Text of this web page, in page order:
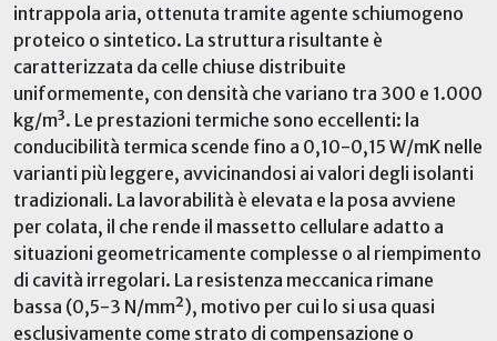
intrappola aria, ottenuta tramite agente schiumogeno
proteico o sintetico. La struttura risultante è
caratterizzata da celle chiuse distribuite
uniformemente, con densità che variano tra 300 e 1.000
kg/m³. Le prestazioni termiche sono eccellenti: la
conducibilità termica scende fino a 0,10-0,15 W/mK nelle
varianti più leggere, avvicinandosi ai valori degli isolanti
tradizionali. La lavorabilità è elevata e la posa avviene
per colata, il che rende il massetto cellulare adatto a
situazioni geometricamente complesse o al riempimento
di cavità irregolari. La resistenza meccanica rimane
bassa (0,5-3 N/mm²), motivo per cui lo si usa quasi
esclusivamente come strato di compensazione o